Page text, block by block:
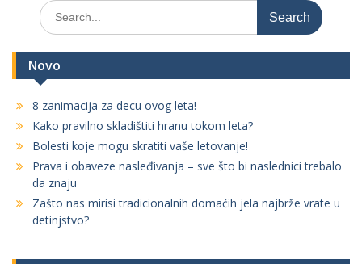
S
e
r
f
o
r
:
Novo
8 zanimacija za decu ovog leta!
Kako pravilno skladištiti hranu tokom leta?
Bolesti koje mogu skratiti vaše letovanje!
Prava i obaveze nasleđivanja – sve što bi naslednici trebalo
da znaju
Zašto nas mirisi tradicionalnih domaćih jela najbrže vrate u
detinjstvo?